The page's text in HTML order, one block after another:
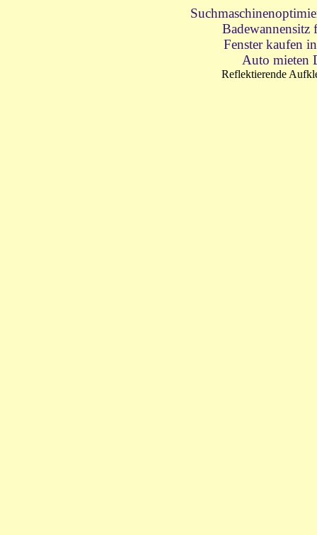
Badewannensitz
Fenster kaufen
Auto mieten
Reflektierende